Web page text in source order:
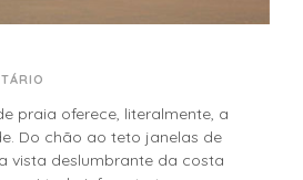
praia oferece, literalmente, a
Do chão ao teto janelas de
vista deslumbrante da costa